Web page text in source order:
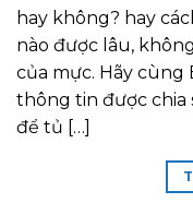
hay không? hay
nào được lâu,
của mực. Hãy cùng
thông tin được chia
để tủ […]